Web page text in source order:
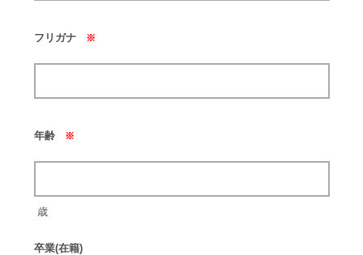
フリガナ ※
年齢 ※
歳
卒業(在籍)